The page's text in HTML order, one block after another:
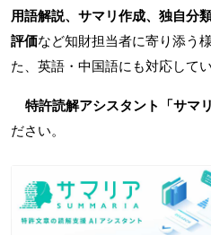
用語解説、サマリ作成、独自分
評価など知財担当者に寄り添う
た、英語・中国語にも対応してい
特許読解アシスタント「サマリ
ださい。